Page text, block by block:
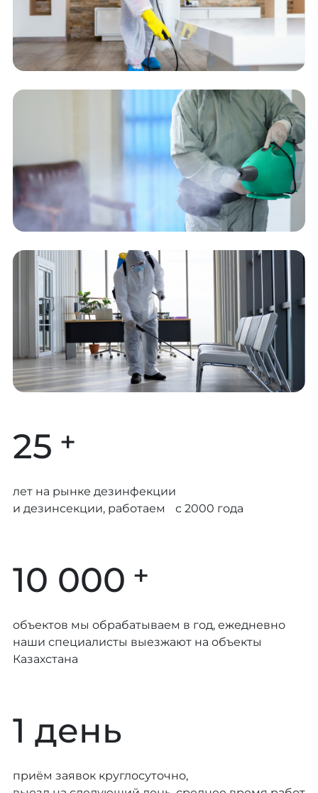
25 +
лет на рынке дезинфекции
и дезинсекции, работаем с 2000 года
10 000 +
объектов мы обрабатываем в год, ежедневно
наши специалисты выезжают на объекты
Казахстана
1 день
приём заявок круглосуточно,